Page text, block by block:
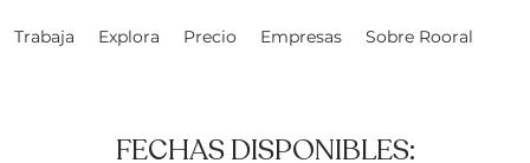
Trabaja Explora Precio Empresas Sobre Rooral
FECHAS DISPONIBLES: